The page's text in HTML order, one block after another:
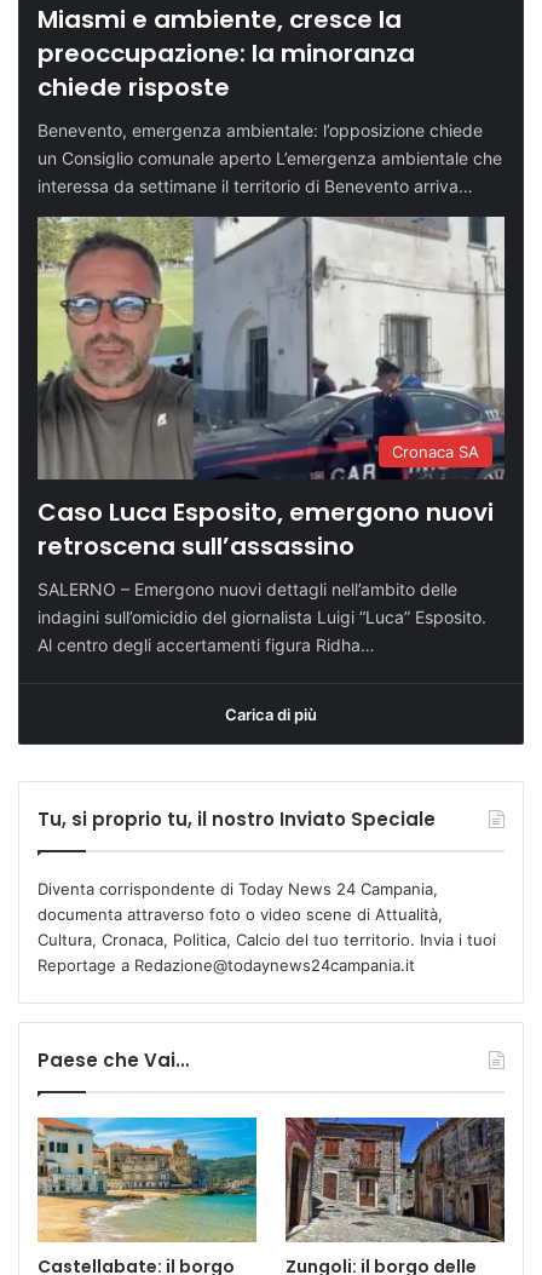
Miasmi e ambiente, cresce la
preoccupazione: la minoranza
chiede risposte
Benevento, emergenza ambientale: l’opposizione chiede
un Consiglio comunale aperto L’emergenza ambientale che
interessa da settimane il territorio di Benevento arriva…
Cronaca SA
Caso Luca Esposito, emergono nuovi
retroscena sull’assassino
SALERNO – Emergono nuovi dettagli nell’ambito delle
indagini sull’omicidio del giornalista Luigi “Luca” Esposito.
Al centro degli accertamenti figura Ridha…
Carica di più
Tu, si proprio tu, il nostro Inviato Speciale
Diventa corrispondente di Today News 24 Campania,
documenta attraverso foto o video scene di Attualità,
Cultura, Cronaca, Politica, Calcio del tuo territorio. Invia i tuoi
Reportage a Redazione@todaynews24campania.it
Paese che Vai…
Castellabate: il borgo Zungoli: il borgo delle